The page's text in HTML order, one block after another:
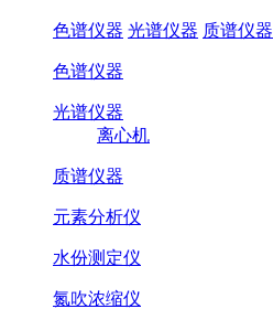
色谱仪器 光谱仪器 质谱仪器
色谱仪器
光谱仪器
离心机
质谱仪器
元素分析仪
水份测定仪
氮吹浓缩仪